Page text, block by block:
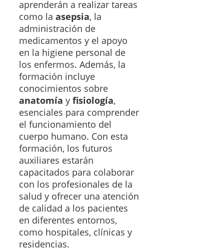
aprenderán a realizar tareas
como la asepsia, la
administración de
medicamentos y el apoyo
en la higiene personal de
los enfermos. Además, la
formación incluye
conocimientos sobre
anatomía y fisiología,
esenciales para comprender
el funcionamiento del
cuerpo humano. Con esta
formación, los futuros
auxiliares estarán
capacitados para colaborar
con los profesionales de la
salud y ofrecer una atención
de calidad a los pacientes
en diferentes entornos,
como hospitales, clínicas y
residencias.